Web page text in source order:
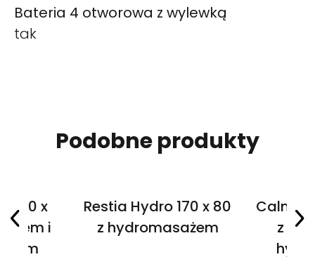
Bateria 4 otworowa z wylewką
tak
Podobne produkty
170 x
i
Restia Hydro 170 x 80
z hydromasażem
Calma
z